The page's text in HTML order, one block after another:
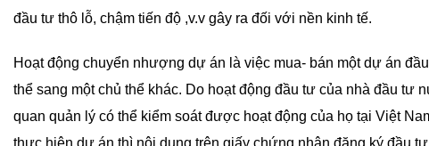
đầu tư thô lỗ, chậm tiến độ ,v.v gây ra đối với nền kinh tế.
Hoạt động chuyển nhượng dự án là việc mua- bán một dự án
thể sang một chủ thể khác. Do hoạt động đầu tư của nhà đầu tư
quan quản lý có thể kiểm soát được hoạt động của họ tại Việt
thực hiện dự án thì nội dung trên giấy chứng nhận đăng ký đầu